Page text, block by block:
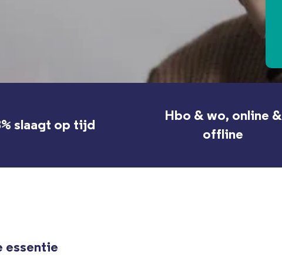
slaagt op tijd
Hbo & wo, online &
offline
essentie